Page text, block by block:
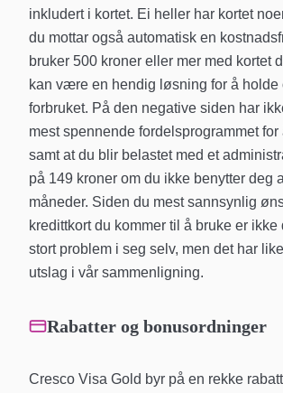
inkludert i kortet. Ei heller har kortet
du mottar også automatisk en
bruker 500 kroner eller mer med kortet
kan være en hendig løsning for å holde
forbruket. På den negative siden har
mest spennende fordelsprogrammet for
samt at du blir belastet med et
på 149 kroner om du ikke benytter deg
måneder. Siden du mest sannsynlig
kredittkort du kommer til å bruke er ikke
stort problem i seg selv, men det har
utslag i vår sammenligning.
Rabatter og bonusordninger
Cresco Visa Gold byr på en rekke